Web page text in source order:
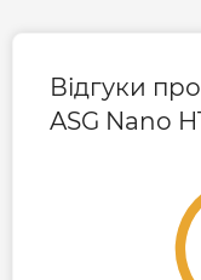
Відгуки
ASG Nano